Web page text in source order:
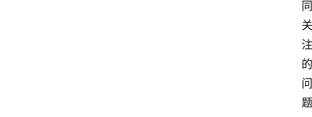
同
关
注
的
问
题